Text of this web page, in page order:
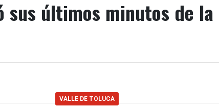
sus últimos minutos de
VALLE DE TOLUCA